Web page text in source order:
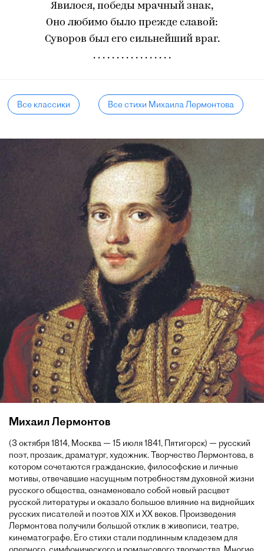
Явилося, победы мрачный знак,
Оно любимо было прежде славой:
Суворов был его сильнейший враг.
. . . . . . . . . . . . . . . . .
Все классики Все стихи Михаила Лермонтова
Михаил Лермонтов
(3 октября 1814, Москва — 15 июля 1841, Пятигорск) — русский
поэт, прозаик, драматург, художник. Творчество Лермонтова, в
котором сочетаются гражданские, философские и личные
мотивы, отвечавшие насущным потребностям духовной жизни
русского общества, ознаменовало собой новый расцвет
русской литературы и оказало большое влияние на виднейших
русских писателей и поэтов XIX и XX веков. Произведения
Лермонтова получили большой отклик в живописи, театре,
кинематографе. Его стихи стали подлинным кладезем для